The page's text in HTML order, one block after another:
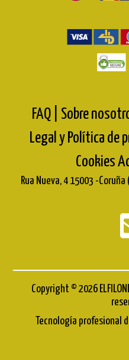
FAQ | Sobre
Legal y Política de
Cookies
Rua Nueva, 4 15003 -
Copyright © 2026
Tecnología profesional